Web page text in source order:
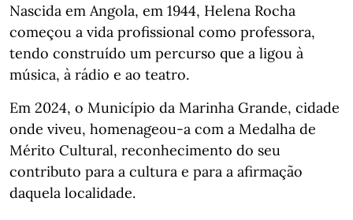
Nascida em Angola, em 1944, Helena Rocha
começou a vida profissional como professora,
tendo construído um percurso que a ligou à
música, à rádio e ao teatro.
Em 2024, o Município da Marinha Grande, cidade
onde viveu, homenageou-a com a Medalha de
Mérito Cultural, reconhecimento do seu
contributo para a cultura e para a afirmação
daquela localidade.